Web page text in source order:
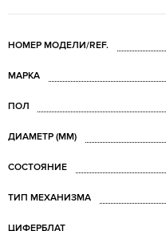
НОМЕР МОДЕЛИ/REF.
МАРКА
ПОЛ
ДИАМЕТР (MM)
СОСТОЯНИЕ
ТИП МЕХАНИЗМА
ЦИФЕРБЛАТ